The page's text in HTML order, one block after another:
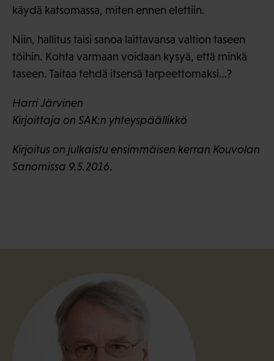
käydä katsomassa, miten ennen elettiin.
Niin, hallitus taisi sanoa laittavansa valtion taseen
töihin. Kohta varmaan voidaan kysyä, että minkä
taseen. Taitaa tehdä itsensä tarpeettomaksi…?
Harri Järvinen
Kirjoittaja on SAK:n yhteyspäällikkö
Kirjoitus on julkaistu ensimmäisen kerran Kouvolan
Sanomissa 9.5.2016.